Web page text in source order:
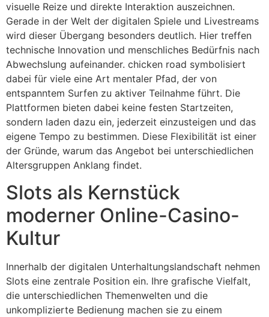
visuelle Reize und direkte Interaktion auszeichnen.
Gerade in der Welt der digitalen Spiele und Livestreams
wird dieser Übergang besonders deutlich. Hier treffen
technische Innovation und menschliches Bedürfnis nach
Abwechslung aufeinander. chicken road symbolisiert
dabei für viele eine Art mentaler Pfad, der von
entspanntem Surfen zu aktiver Teilnahme führt. Die
Plattformen bieten dabei keine festen Startzeiten,
sondern laden dazu ein, jederzeit einzusteigen und das
eigene Tempo zu bestimmen. Diese Flexibilität ist einer
der Gründe, warum das Angebot bei unterschiedlichen
Altersgruppen Anklang findet.
Slots als Kernstück
moderner Online-Casino-
Kultur
Innerhalb der digitalen Unterhaltungslandschaft nehmen
Slots eine zentrale Position ein. Ihre grafische Vielfalt,
die unterschiedlichen Themenwelten und die
unkomplizierte Bedienung machen sie zu einem